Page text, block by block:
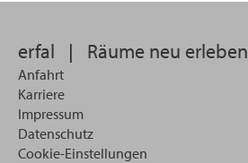
erfal | Räume neu erleben
Anfahrt
Karriere
Impressum
Datenschutz
Cookie-Einstellungen